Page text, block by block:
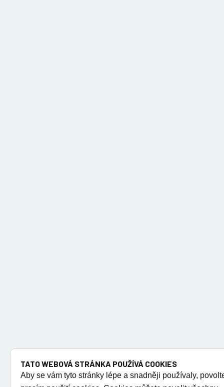
TATO WEBOVÁ STRÁNKA POUŽÍVÁ COOKIES
Aby se vám tyto stránky lépe a snadněji používaly,